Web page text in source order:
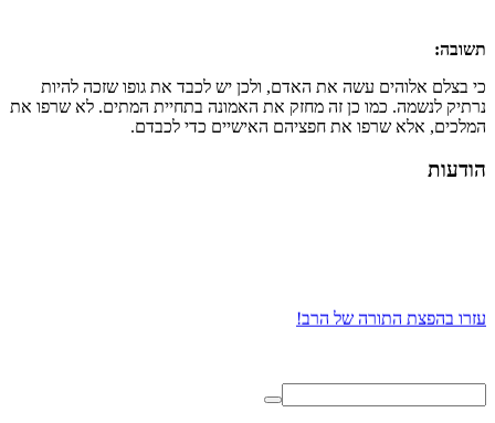
תשובה:
כי בצלם אלוהים עשה את האדם, ולכן יש לכבד את גופו שזכה להיות
נרתיק לנשמה. כמו כן זה מחזק את האמונה בתחיית המתים. לא שרפו את
המלכים, אלא שרפו את חפציהם האישיים כדי לכבדם.
הודעות
עזרו בהפצת התורה של הרב!